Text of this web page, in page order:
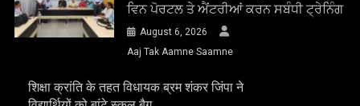
ਵਿਨ ਪੋਰਟਲ ਤੇ ਐਂਟਰੀਆਂ ਕਰਨ ਸਬੰਧੀ ਟ੍ਰੇਨਿੰਗ
August 6, 2026
Aaj Tak Aamne Saamne
शिक्षा क्रांति के तहत विधायक ब्रम शंकर जिंपा ने